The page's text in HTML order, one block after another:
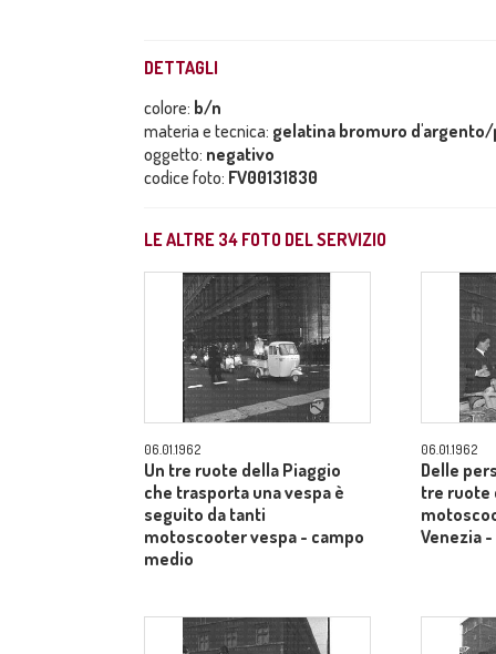
DETTAGLI
colore: b/n
materia e tecnica: gelatina bromuro
oggetto: negativo
codice foto: FV00131830
LE ALTRE 34 FOTO DEL SERVIZIO
06.01.1962
Un tre ruote della Piaggio
che trasporta una vespa è
seguito da tanti
motoscooter vespa - campo
medio
06.01.1962
Delle
tre ruote
Venezia